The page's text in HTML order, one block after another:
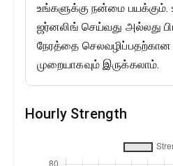
உங்களுக்கு நன்மை
ஜர்னலிங் செய்வது அல்லது
நேரத்தை செலவழிப்பதற்கான
முறையாகவும் இருக்கலாம்.
Hourly Strength